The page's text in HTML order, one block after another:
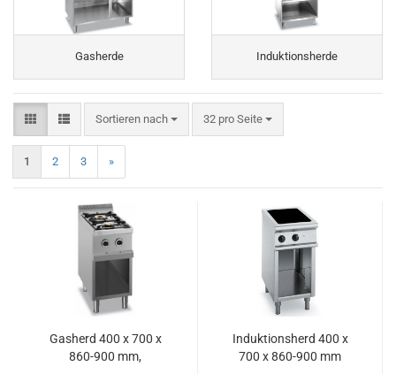
Gasherde Induktionsherde
Sortieren nach
Sortieren nach 32 pro Seite
pro Seite
1 2 3 »
Gasherd 400 x 700 x
860-900 mm,
Induktionsherd 400 x
700 x 860-900 mm